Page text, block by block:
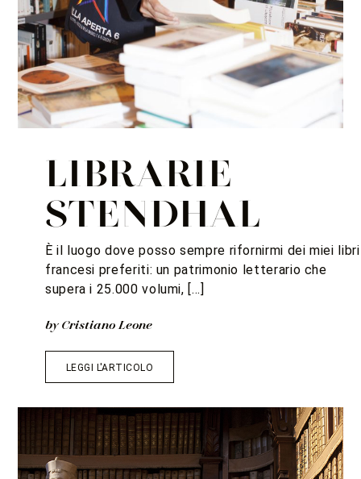
LIBRARIE
STENDHAL
È il luogo dove posso sempre rifornirmi dei miei libri
francesi preferiti: un patrimonio letterario che
supera i 25.000 volumi, […]
by Cristiano Leone
LEGGI L'ARTICOLO